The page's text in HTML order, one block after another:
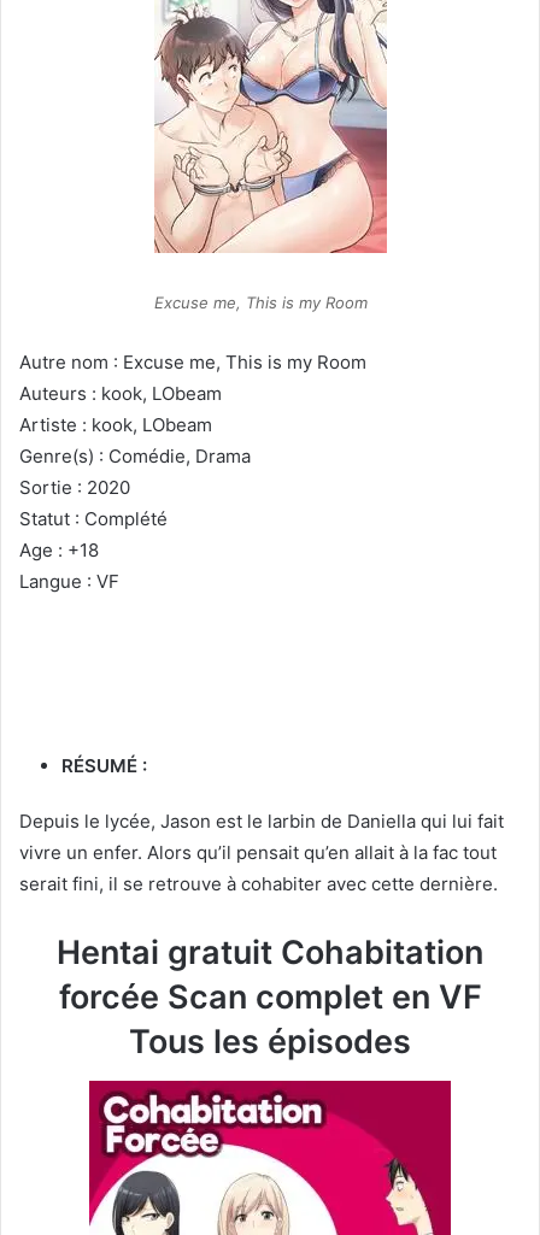
Excuse me, This is my Room
Autre nom : Excuse me, This is my Room
Auteurs : kook, LObeam
Artiste : kook, LObeam
Genre(s) : Comédie, Drama
Sortie : 2020
Statut : Complété
Age : +18
Langue : VF
RÉSUMÉ :
Depuis le lycée, Jason est le larbin de Daniella qui lui fait
vivre un enfer. Alors qu’il pensait qu’en allait à la fac tout
serait fini, il se retrouve à cohabiter avec cette dernière.
Hentai gratuit Cohabitation
forcée Scan complet en VF
Tous les épisodes